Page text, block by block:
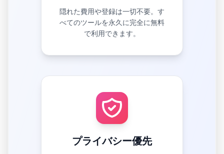
隠れた費用や登録は一切不要。す
べてのツールを永久に完全に無料
で利用できます。
プライバシー優先